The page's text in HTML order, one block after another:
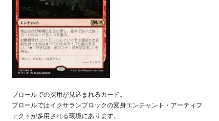
ブロールでの採用が見込まれるカード。
ブロールではイクサランブロックの変身エンチャント・アーティフ
ァクトが多用される環境にあります。